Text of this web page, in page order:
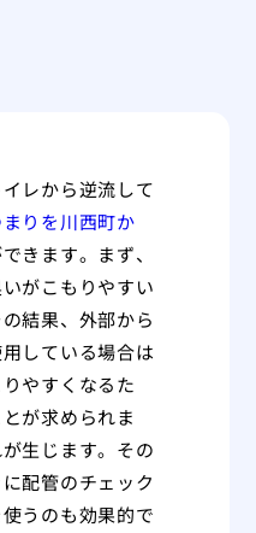
レから逆流して
りを川西町か
きます。まず、
がこもりやすい
結果、外部から
している場合は
やすくなるた
が求められま
生じます。その
配管のチェック
うのも効果的で